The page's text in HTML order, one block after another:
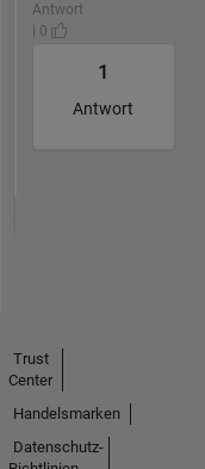
Antwort
| 0
1
Antwort
Trust
Center
Handelsmarken
Datenschutz-